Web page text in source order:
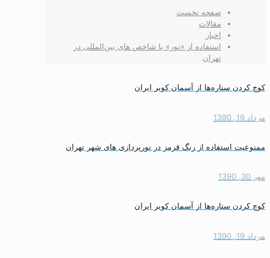
صفحه نخست
مقالات
اخبار
استفاده از «نور» با شاخص های بین‌المللی در
تهران
کوچ کردن ستاره‌ها از آسمان کویر ایران
مرداد 19, 1390
ممنوعیت استفاده از رنگ قرمز در نورپردازی های شهر تهران
مهر 30, 1390
کوچ کردن ستاره‌ها از آسمان کویر ایران
مرداد 19, 1390